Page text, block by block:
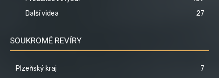
Další videa
27
SOUKROMÉ REVÍRY
Plzeňský kraj
7